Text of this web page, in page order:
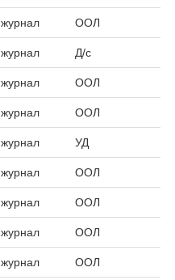
журнал ООЛ
журнал Д/с
журнал ООЛ
журнал ООЛ
журнал УД
журнал ООЛ
журнал ООЛ
журнал ООЛ
журнал ООЛ